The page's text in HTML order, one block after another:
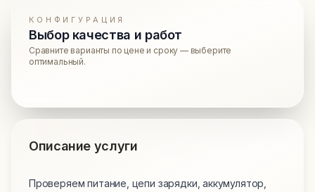
КОНФИГУРАЦИЯ
Выбор качества и работ
Сравните варианты по цене и сроку — выберите
оптимальный.
Описание услуги
Проверяем питание, цепи зарядки, аккумулятор,